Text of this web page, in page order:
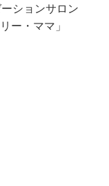
ションサロン
ー・ママ」